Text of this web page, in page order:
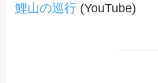
鯉山の巡行 (YouTube)